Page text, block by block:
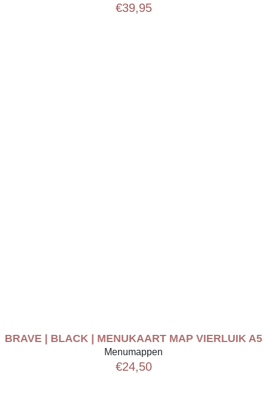
€39,95
BRAVE | BLACK | MENUKAART MAP VIERLUIK A5
Menumappen
€24,50